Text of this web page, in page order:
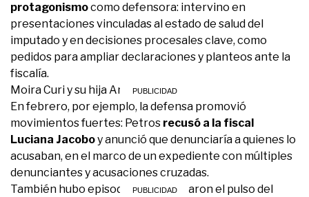
protagonismocomo defensora: intervino en
presentaciones vinculadas al estado de salud del
imputado y en decisiones procesales clave, como
pedidos para ampliar declaraciones y planteos ante la
fiscalía.
Moira Curi y su hija Ana Paula Curi.
En febrero, por ejemplo, la defensa promovió
movimientos fuertes: Petros recusó a la fiscal
Luciana Jacoboy anunció que denunciaría a quienes lo
acusaban, en el marco de un expediente con múltiples
denunciantes y acusaciones cruzadas.
También hubo episodios que marcaron el pulso del